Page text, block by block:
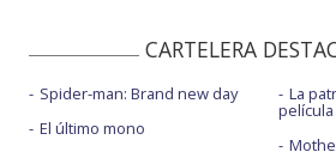
CARTELERA
Spider-man: Brand new day
El último mono
La
película